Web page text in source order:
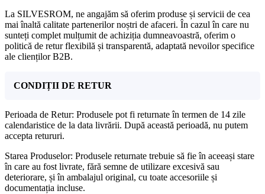
La SILVESROM, ne angajăm să oferim produse și servicii de cea
mai înaltă calitate partenerilor noștri de afaceri. În cazul în care nu
sunteți complet mulțumit de achiziția dumneavoastră, oferim o
politică de retur flexibilă și transparentă, adaptată nevoilor specifice
ale clienților B2B.
CONDIȚII DE RETUR
Perioada de Retur: Produsele pot fi returnate în termen de 14 zile
calendaristice de la data livrării. După această perioadă, nu putem
accepta retururi.
Starea Produselor: Produsele returnate trebuie să fie în aceeași stare
în care au fost livrate, fără semne de utilizare excesivă sau
deteriorare, și în ambalajul original, cu toate accesoriile și
documentația incluse.